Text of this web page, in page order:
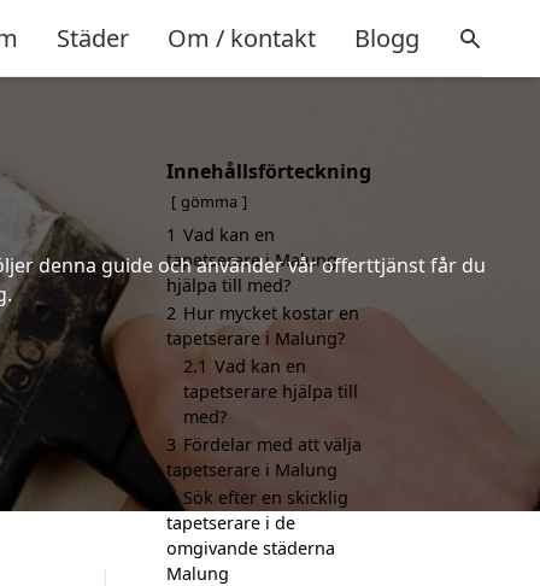
Städer Om / kontakt Blogg
denna guide och använder vår offerttjänst får du
Innehållsförteckning
gömma
1 Vad kan en
tapetserare i Malung
hjälpa till med?
2 Hur mycket kostar en
tapetserare i Malung?
2.1 Vad kan en
tapetserare hjälpa till
med?
3 Fördelar med att välja
tapetserare i Malung
4 Sök efter en skicklig
tapetserare i de
omgivande städerna
Malung